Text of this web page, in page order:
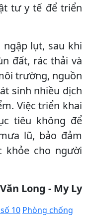
tư y tế để triển
ngập lụt, sau khi
đất, rác thải và
trường, nguồn
sinh nhiều dịch
Việc triển khai
tiêu không để
lũ, bảo đảm
khỏe cho người
Văn Long - My Ly
10 Phòng chống